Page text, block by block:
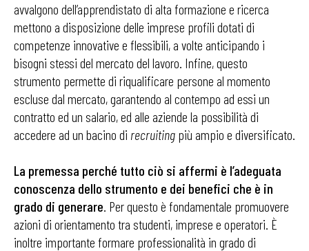
avvalgono dell’apprendistato di alta formazione e ricerca
mettono a disposizione delle imprese profili dotati di
competenze innovative e flessibili, a volte anticipando i
bisogni stessi del mercato del lavoro. Infine, questo
strumento permette di riqualificare persone al momento
escluse dal mercato, garantendo al contempo ad essi un
contratto ed un salario, ed alle aziende la possibilità di
accedere ad un bacino di recruiting più ampio e diversificato.
La premessa perché tutto ciò si affermi è l’adeguata
conoscenza dello strumento e dei benefici che è in
grado di generare. Per questo è fondamentale promuovere
azioni di orientamento tra studenti, imprese e operatori. È
inoltre importante formare professionalità in grado di